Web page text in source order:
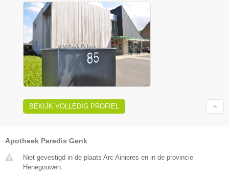
BEKIJK VOLLEDIG PROFIEL
Apotheek Paredis Genk
Niet gevestigd in de plaats Arc Ainieres en in de provincie
Henegouwen.